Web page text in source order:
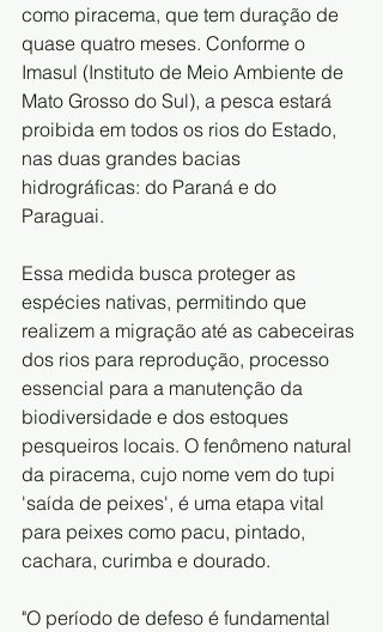
como piracema, que tem duração de
quase quatro meses. Conforme o
Imasul (Instituto de Meio Ambiente de
Mato Grosso do Sul), a pesca estará
proibida em todos os rios do Estado,
nas duas grandes bacias
hidrográficas: do Paraná e do
Paraguai.
Essa medida busca proteger as
espécies nativas, permitindo que
realizem a migração até as cabeceiras
dos rios para reprodução, processo
essencial para a manutenção da
biodiversidade e dos estoques
pesqueiros locais. O fenômeno natural
da piracema, cujo nome vem do tupi
'saída de peixes', é uma etapa vital
para peixes como pacu, pintado,
cachara, curimba e dourado.
"O período de defeso é fundamental